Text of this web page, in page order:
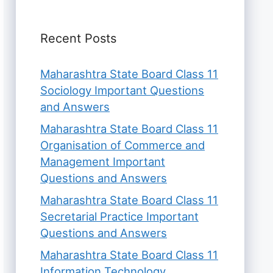
Recent Posts
Maharashtra State Board Class 11
Sociology Important Questions
and Answers
Maharashtra State Board Class 11
Organisation of Commerce and
Management Important
Questions and Answers
Maharashtra State Board Class 11
Secretarial Practice Important
Questions and Answers
Maharashtra State Board Class 11